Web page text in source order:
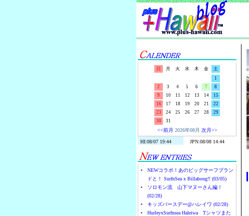
日 月 火 水 木 金
土
1
2
3 4 5 6 7
8
9
10 11 12 13 14
15
16
17 18 19 20 21
22
23
24 25 26 27 28
29
30
31
<<前月 2026年08月 次月>>
NEWコラボ！あのビッグサーフブラン
ドと！ SurfnSea x Billabong!! (03/05)
ソロモン流 山下マヌーさん編！
(02/28)
キッズバースデー@ハレイワ (02/28)
HurleyxSurfnsea Haleiwa Tシャツまた